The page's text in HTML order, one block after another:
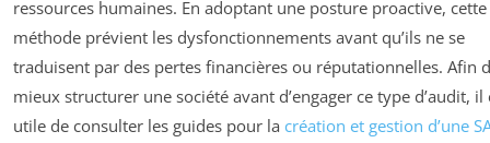
ressources humaines. En adoptant une posture proactive, cette
méthode prévient les dysfonctionnements avant qu’ils ne se
traduisent par des pertes financières ou réputationnelles. Afin
mieux structurer une société avant d’engager ce type d’audit, il
utile de consulter les guides pour la création et gestion d’une